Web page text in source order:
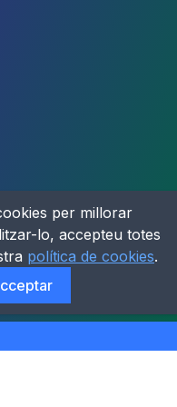
per millorar
lo, accepteu totes
política de cookies.